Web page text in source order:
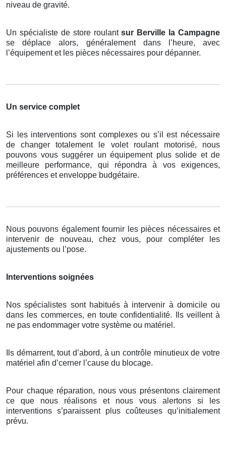
niveau de gravité.
Un spécialiste de store roulantsur Berville la Campagne
se déplace alors, généralement dans l’heure, avec
l’équipement et les pièces nécessaires pour dépanner.
Un service complet
Si les interventions sont complexes ou s’il est nécessaire
de changer totalement le volet roulant motorisé, nous
pouvons vous suggérer un équipement plus solide et de
meilleure performance, qui répondra à vos exigences,
préférences et enveloppe budgétaire.
Nous pouvons également fournir les pièces nécessaires et
intervenir de nouveau, chez vous, pour compléter les
ajustements ou l’pose.
Interventions soignées
Nos spécialistes sont habitués à intervenir à domicile ou
dans les commerces, en toute confidentialité. Ils veillent à
ne pas endommager votre système ou matériel.
Ils démarrent, tout d’abord, à un contrôle minutieux de votre
matériel afin d’cerner l’cause du blocage.
Pour chaque réparation, nous vous présentons clairement
ce que nous réalisons et nous vous alertons si les
interventions s’paraissent plus coûteuses qu’initialement
prévu.